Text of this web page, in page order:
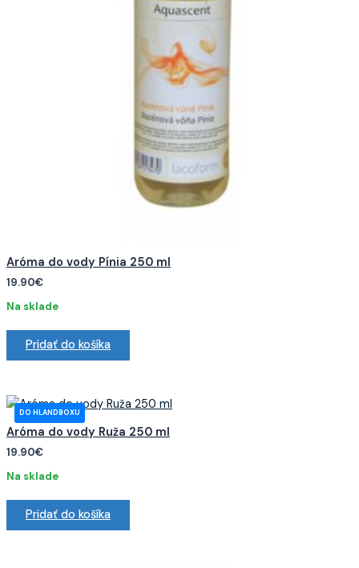
Aróma do vody Pínia 250 ml
19.90€
Na sklade
Pridať do košíka
Aróma do vody Ruža 250 ml
19.90€
Na sklade
Pridať do košíka